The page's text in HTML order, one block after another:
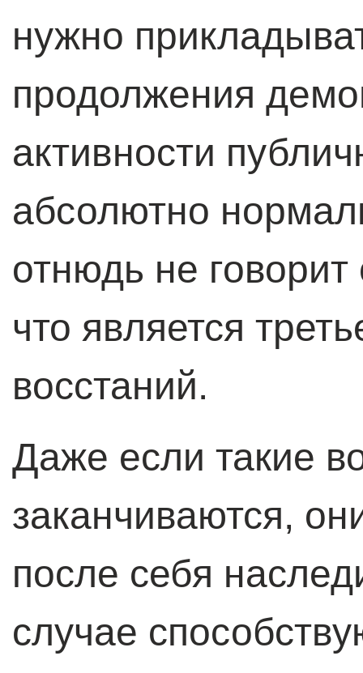
нужно
продолжения
активности
абсолютно
отнюдь не говорит
что является
восстаний.
Даже если такие
заканчиваются,
после себя
случае